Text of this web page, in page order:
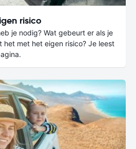
risico
je nodig? Wat gebeurt er als je
het met het eigen risico? Je leest